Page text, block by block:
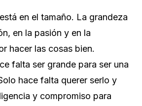
en el tamaño. La grandeza
en la pasión y en la
hacer las cosas bien.
falta ser grande para ser una
hace falta querer serlo y
y compromiso para